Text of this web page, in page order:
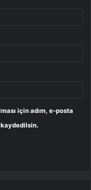
için adım, e-posta
kaydedilsin.